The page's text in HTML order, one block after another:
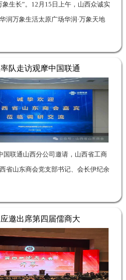
象生长”。12月15日上午，山西众诚实
润万象生活太原广场华润·万象天地
并州饭店·并州厅隆重举行。 ...
队走访观摩中国联通
国联通山西分公司邀请，山西省工商
省山东商会党支部书记、会长伊纪余
国联通山西分公司，受到中国联通山
邀出席第四届儒商大